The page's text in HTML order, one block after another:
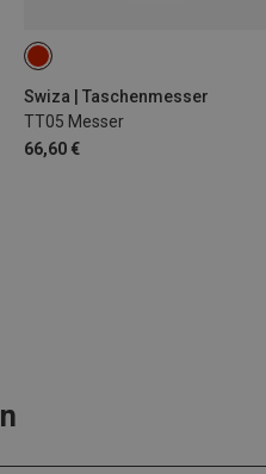
Swiza | Taschenmesser
TT05 Messer
66,60 €